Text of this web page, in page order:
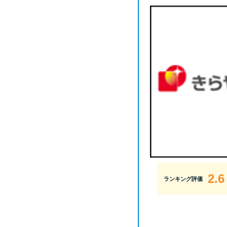
ランキング評価 2.6